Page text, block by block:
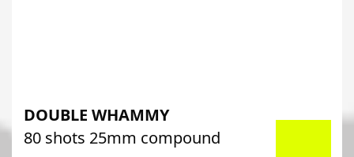
DOUBLE WHAMMY
80 shots 25mm compound